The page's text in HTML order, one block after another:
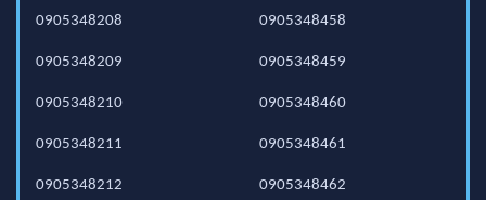
0905348208
0905348209
0905348210
0905348211
0905348212
0905348458
0905348459
0905348460
0905348461
0905348462